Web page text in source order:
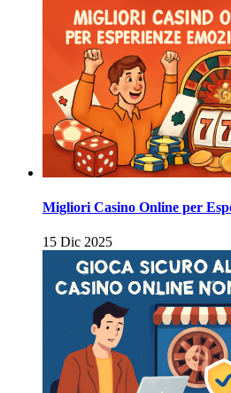
Migliori Casino Online per
15 Dic 2025